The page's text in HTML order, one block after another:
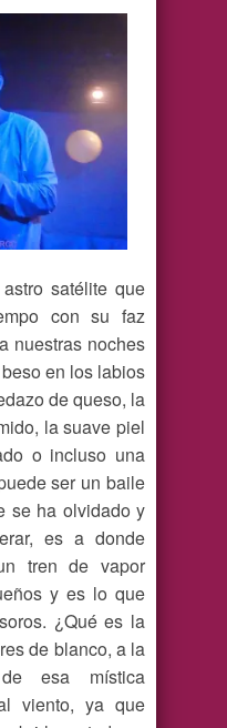
satélite que
con su faz
nuestras noches
en los labios
de queso, la
la suave piel
o incluso una
ser un baile
se ha olvidado y
es a donde
tren de vapor
y es lo que
¿Qué es la
de blanco, a la
esa mística
viento, ya que